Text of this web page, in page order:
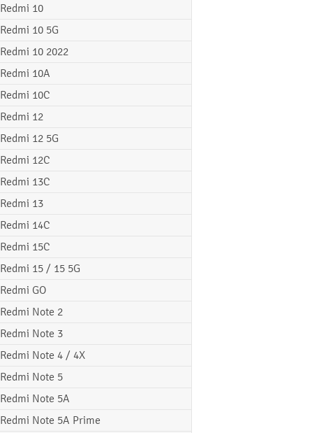
Redmi 10
Redmi 10 5G
Redmi 10 2022
Redmi 10A
Redmi 10C
Redmi 12
Redmi 12 5G
Redmi 12C
Redmi 13C
Redmi 13
Redmi 14C
Redmi 15C
Redmi 15 / 15 5G
Redmi GO
Redmi Note 2
Redmi Note 3
Redmi Note 4 / 4X
Redmi Note 5
Redmi Note 5A
Redmi Note 5A Prime